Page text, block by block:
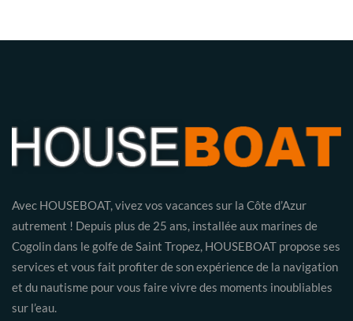
Avec HOUSEBOAT, vivez vos vacances sur la Côte d’Azur
autrement ! Depuis plus de 25 ans, installée aux marines de
Cogolin dans le golfe de Saint Tropez, HOUSEBOAT propose ses
services et vous fait profiter de son expérience de la navigation
et du nautisme pour vous faire vivre des moments inoubliables
sur l’eau.